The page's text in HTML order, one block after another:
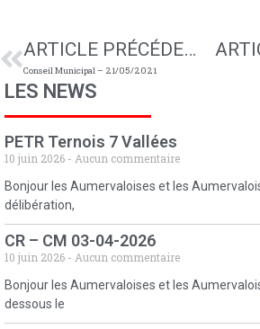
ARTICLE PRÉCÉDENT
Conseil Municipal – 21/05/2021
LES NEWS
PETR Ternois 7 Vallées
10 juin 2026
Aucun commentaire
Bonjour les Aumervaloises et les
délibération,
CR – CM 03-04-2026
10 juin 2026
Aucun commentaire
Bonjour les Aumervaloises et les
dessous le